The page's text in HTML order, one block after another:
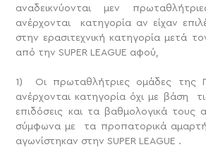
αναδεικνύονται μεν
ανέρχονται κατηγορία αν είχαν
στην ερασιτεχνική κατηγορία μετά
από την SUPER LEAGUE αφού,
1) Οι πρωταθλήτριες ομάδες της
ανέρχονται κατηγορία όχι με βάση
επιδόσεις και τα βαθμολογικά τους
σύμφωνα με τα προπατορικά
αγωνίστηκαν στην SUPER LEAGUE .